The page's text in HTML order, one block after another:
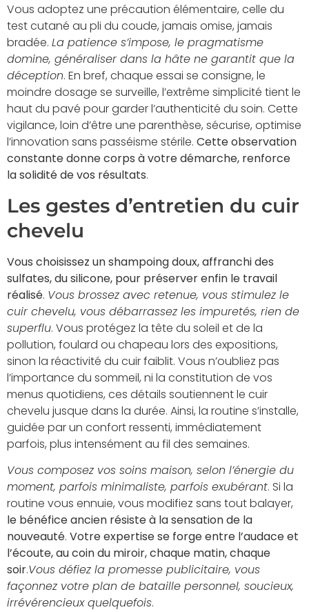
Vous adoptez une précaution élémentaire, celle du
test cutané au pli du coude, jamais omise, jamais
bradée. La patience s’impose, le pragmatisme
domine, généraliser dans la hâte ne garantit que la
déception. En bref, chaque essai se consigne, le
moindre dosage se surveille, l’extrême simplicité tient le
haut du pavé pour garder l’authenticité du soin. Cette
vigilance, loin d’être une parenthèse, sécurise, optimise
l’innovation sans passéisme stérile. Cette observation
constante donne corps à votre démarche, renforce
la solidité de vos résultats.
Les gestes d’entretien du cuir
chevelu
Vous choisissez un shampoing doux, affranchi des
sulfates, du silicone, pour préserver enfin le travail
réalisé. Vous brossez avec retenue, vous stimulez le
cuir chevelu, vous débarrassez les impuretés, rien de
superflu. Vous protégez la tête du soleil et de la
pollution, foulard ou chapeau lors des expositions,
sinon la réactivité du cuir faiblit. Vous n’oubliez pas
l’importance du sommeil, ni la constitution de vos
menus quotidiens, ces détails soutiennent le cuir
chevelu jusque dans la durée. Ainsi, la routine s’installe,
guidée par un confort ressenti, immédiatement
parfois, plus intensément au fil des semaines.
Vous composez vos soins maison, selon l’énergie du
moment, parfois minimaliste, parfois exubérant. Si la
routine vous ennuie, vous modifiez sans tout balayer,
le bénéfice ancien résiste à la sensation de la
nouveauté. Votre expertise se forge entre l’audace et
l’écoute, au coin du miroir, chaque matin, chaque
soir.Vous défiez la promesse publicitaire, vous
façonnez votre plan de bataille personnel, soucieux,
irrévérencieux quelquefois.